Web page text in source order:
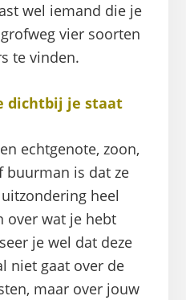
wel iemand die je
vier soorten
te vinden.
dichtbij je staat
echtgenote, zoon,
buurman is dat ze
heel
over wat je hebt
je wel dat deze
niet gaat over de
maar over jouw